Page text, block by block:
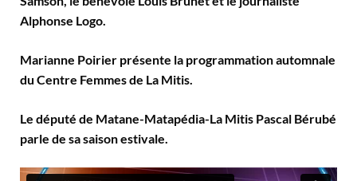
Alphonse Logo.
Marianne Poirier présente la programmation automnale
du Centre Femmes de La Mitis.
Le député de Matane-Matapédia-La Mitis Pascal Bérubé
parle de sa saison estivale.